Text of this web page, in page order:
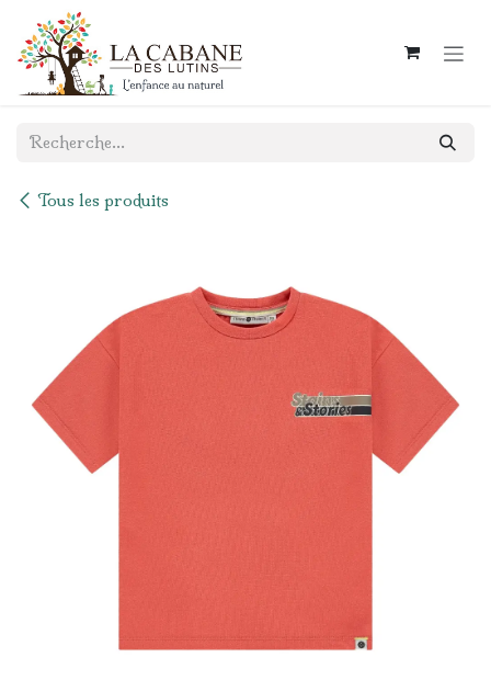
Se rendre au contenu
Tous les produits